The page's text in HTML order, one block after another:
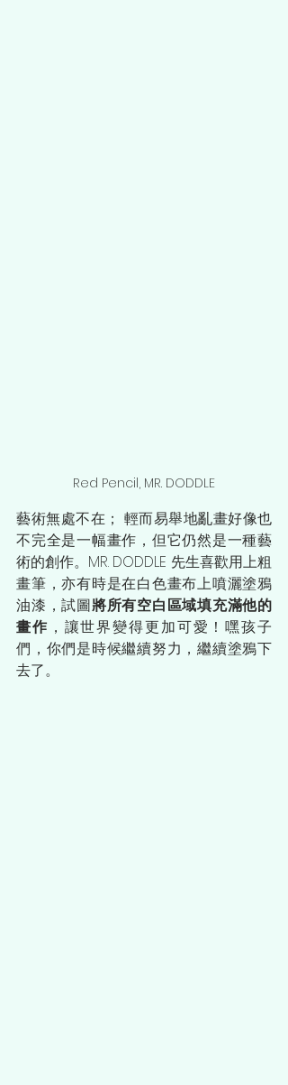
Red Pencil, MR. DODDLE
藝術無處不在； 輕而易舉地亂畫好像也
不完全是一幅畫作，但它仍然是一種藝
術的創作。MR. DODDLE 先生喜歡用上粗
畫筆，亦有時是在白色畫布上噴灑塗鴉
油漆，試圖將所有空白區域填充滿他的
畫作 ，讓世界變得更加可愛！嘿孩子
們，你們是時候繼續努力，繼續塗鴉下
去了。